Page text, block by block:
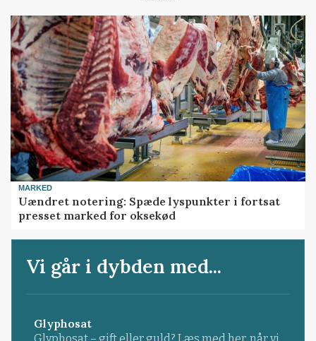
MARKED
Uændret notering: Spæde lyspunkter i fortsat
presset marked for oksekød
Vi går i dybden med...
Glyphosat